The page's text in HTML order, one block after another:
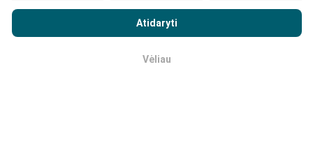
Atidaryti
Vėliau
, taip pat su „nPerf“ testu
vartotojo licencijos sutartis.
Gerai